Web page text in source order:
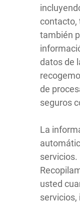
contacto,
también
datos de
de
seguros
La
servicios.
usted
servicios,